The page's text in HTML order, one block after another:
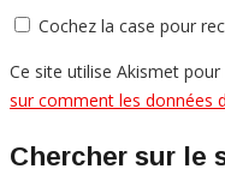
Cochez la case pour
Ce site utilise Akismet
sur comment les données
Chercher sur le